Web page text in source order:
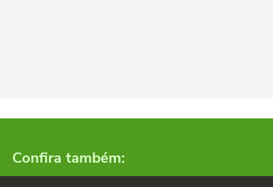
Confira também: